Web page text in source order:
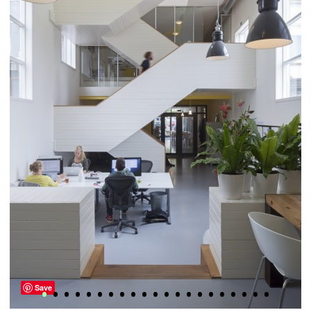
•••••••••••••••••••••
Save